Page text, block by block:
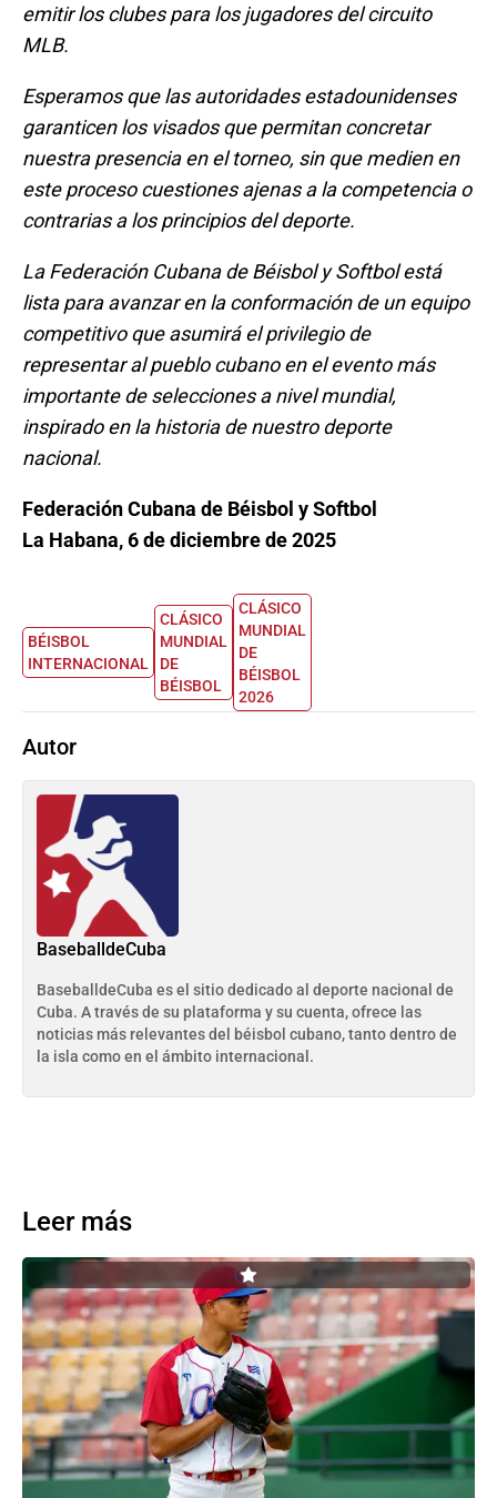
emitir los clubes para los jugadores del circuito
MLB.
Esperamos que las autoridades estadounidenses
garanticen los visados que permitan concretar
nuestra presencia en el torneo, sin que medien en
este proceso cuestiones ajenas a la competencia o
contrarias a los principios del deporte.
La Federación Cubana de Béisbol y Softbol está
lista para avanzar en la conformación de un equipo
competitivo que asumirá el privilegio de
representar al pueblo cubano en el evento más
importante de selecciones a nivel mundial,
inspirado en la historia de nuestro deporte
nacional.
Federación Cubana de Béisbol y Softbol
La Habana, 6 de diciembre de 2025
BÉISBOL
INTERNACIONAL
CLÁSICO
MUNDIAL
DE
BÉISBOL
CLÁSICO
MUNDIAL
DE
BÉISBOL
2026
Autor
BaseballdeCuba
BaseballdeCuba es el sitio dedicado al deporte nacional de
Cuba. A través de su plataforma y su cuenta, ofrece las
noticias más relevantes del béisbol cubano, tanto dentro de
la isla como en el ámbito internacional.
Leer más